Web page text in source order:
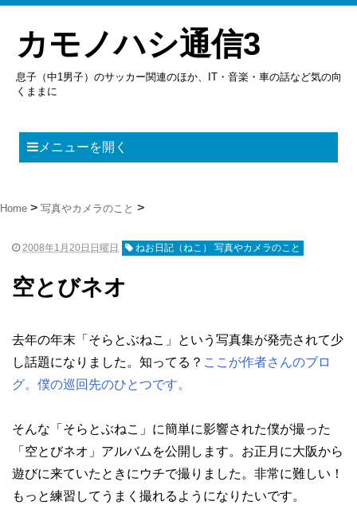
カモノハシ通信3
息子（中1男子）のサッカー関連のほか、IT・音楽・車の話など気の向
くままに
メニューを開く
Home 写真やカメラのこと
2008年1月20日日曜日 ねお日記（ねこ） 写真やカメラのこと
空とびネオ
去年の年末「そらとぶねこ」という写真集が発売されて少
し話題になりました。知ってる？ ここが作者さんのブロ
グ。僕の巡回先のひとつです。
そんな「そらとぶねこ」に簡単に影響された僕が撮った
「空とびネオ」アルバムを公開します。お正月に大阪から
遊びに来ていたときにウチで撮りました。非常に難しい！
もっと練習してうまく撮れるようになりたいです。